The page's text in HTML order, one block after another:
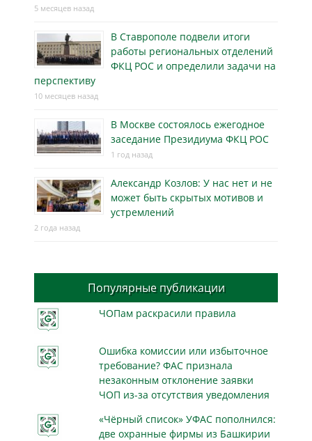
5 месяцев назад
В Ставрополе подвели итоги
работы региональных отделений
ФКЦ РОС и определили задачи на
перспективу
10 месяцев назад
В Москве состоялось ежегодное
заседание Президиума ФКЦ РОС
1 год назад
Александр Козлов: У нас нет и не
может быть скрытых мотивов и
устремлений
2 года назад
Популярные публикации
ЧОПам раскрасили правила
Ошибка комиссии или избыточное
требование? ФАС признала
незаконным отклонение заявки
ЧОП из-за отсутствия уведомления
«Чёрный список» УФАС пополнился:
две охранные фирмы из Башкирии